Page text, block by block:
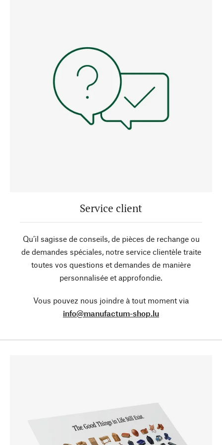
Service client
Qu’il sagisse de conseils, de pièces de rechange ou
de demandes spéciales, notre service clientèle traite
toutes vos questions et demandes de manière
personnalisée et approfondie.
Vous pouvez nous joindre à tout moment via
info@manufactum-shop.lu